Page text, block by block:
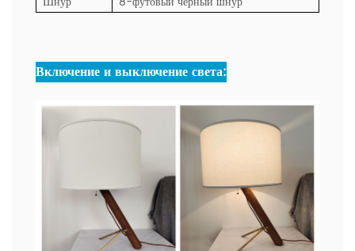
Включение и выключение света: